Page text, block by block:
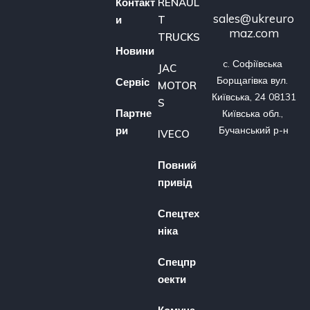
и
Новини
Сервіс
Партне
ри
T
TRUCKS
JAC
MOTOR
S
IVECO
Повний
привід
Спецтех
ніка
Спецпр
оекти
sales@ukreuro
maz.com
c. Софіївська
Борщагівка вул.
Київська, 24 08131
Київська обл.,
Бучанський р-н